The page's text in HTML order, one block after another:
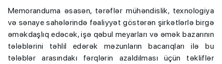
Memoranduma əsasən, tərəflər mühəndislik, texnologiya
və sənaye sahələrində fəaliyyət göstərən şirkətlərlə birgə
əməkdaşlıq edəcək, işə qəbul meyarları və əmək bazarının
tələblərini təhlil edərək məzunların bacarıqları ilə bu
tələblər arasındakı fərqlərin azaldılması üçün təkliflər